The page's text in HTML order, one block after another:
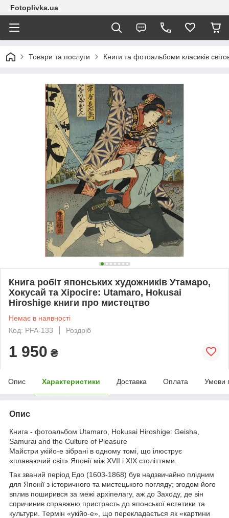
Fotoplivka.ua
Товари та послуги Книги та фотоальбоми класиків
Книга робіт японських художників Утамаро,
Хокусай та Хіросіге: Utamaro, Hokusai
Hiroshige книги про мистецтво
Немає в наявності
Код: PFA-133
Роздріб
1 950 ₴
Опис Характеристики Доставка Оплата Умови
Опис
Книга - фотоальбом Utamaro, Hokusai Hiroshige: Geisha,
Samurai and the Culture of Pleasure
Майстри укійо-е зібрані в одному томі, що ілюструє
«плаваючий світ» Японії між XVII і XIX століттями.
Так званий період Едо (1603-1868) був надзвичайно плідним
для Японії з історичного та мистецького погляду; згодом його
вплив поширився за межі архіпелагу, аж до Заходу, де він
спричинив справжню пристрасть до японської естетики та
культури. Термін «укійо-е», що перекладається як «картини